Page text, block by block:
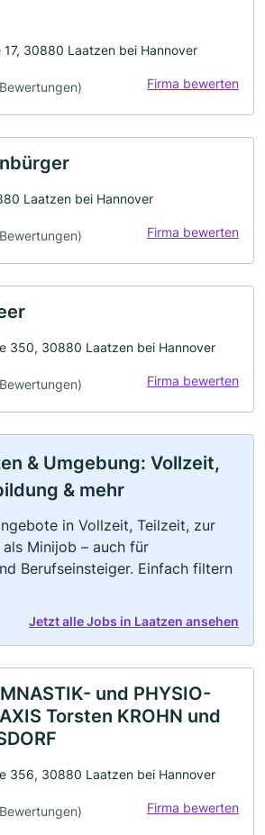
30880 Laatzen bei Hannover
Firma bewerten
Laatzen bei Hannover
Firma bewerten
350, 30880 Laatzen bei Hannover
Firma bewerten
& Umgebung: Vollzeit,
& mehr
in Vollzeit, Teilzeit, zur
Minijob – auch für
Berufseinsteiger. Einfach filtern
Jetzt alle Jobs in Laatzen ansehen
und PHYSIO-
Torsten KROHN und
356, 30880 Laatzen bei Hannover
Firma bewerten